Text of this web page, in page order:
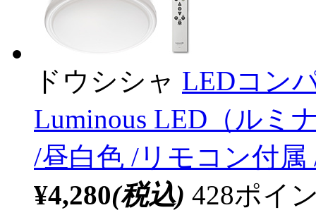
ドウシシャ LEDコン
Luminous LED（ルミ
/昼白色 /リモコン付
¥4,280(税込) 428ポイ